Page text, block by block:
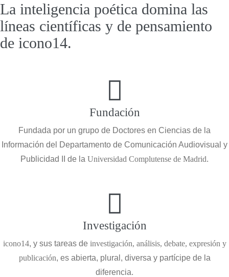
La inteligencia poética domina las
líneas científicas y de pensamiento
de icono14.
Fundación
Fundada por un grupo de Doctores en Ciencias de la
Información del Departamento de Comunicación Audiovisual y
Publicidad II de la Universidad Complutense de Madrid.
Investigación
icono14, y sus tareas de investigación, análisis, debate, expresión y
publicación, es abierta, plural, diversa y partícipe de la
diferencia.